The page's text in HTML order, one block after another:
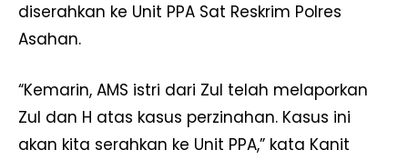
diserahkan ke Unit PPA Sat Reskrim Polres
Asahan.
“Kemarin, AMS istri dari Zul telah melaporkan
Zul dan H atas kasus perzinahan. Kasus ini
akan kita serahkan ke Unit PPA,” kata Kanit